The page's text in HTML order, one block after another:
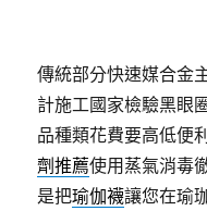
傳統部分快速媒合金
計施工國家檢驗黑眼
品種類花費要高低便
劑推薦使用蒸氣消毒
是把瑜伽襪讓您在瑜